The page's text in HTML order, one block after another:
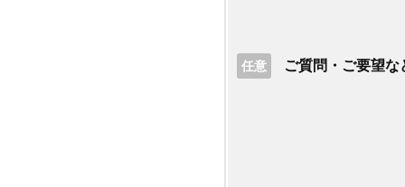
任意 ご質問・ご要望な